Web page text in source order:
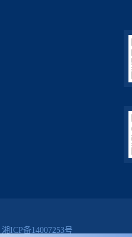
湘ICP备14007253号